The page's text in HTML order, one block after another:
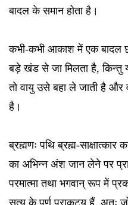
बादल के समान होता है।
कभी-कभी आकाश में एक बादल
बड़े खंड से जा मिलता है, किन्तु
तो वायु उसे बहा ले जाती है और
है।
ब्रह्मणः पथि ब्रह्म-
का अभिन्न अंश जान लेने पर
परमात्मा तथा भगवान् रूप में